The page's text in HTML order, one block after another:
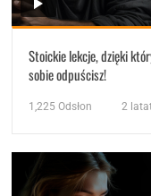
Stoickie lekcje, dzięki
sobie odpuścisz!
1,225 Odsłon 2